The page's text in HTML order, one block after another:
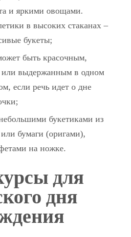
и яркими овощами.
в высоких стаканах –
букеты;
быть красочным,
или выдержанным в одном
если речь идет о дне
букетиками из
бумаги (оригами),
на ножке.
для
дня